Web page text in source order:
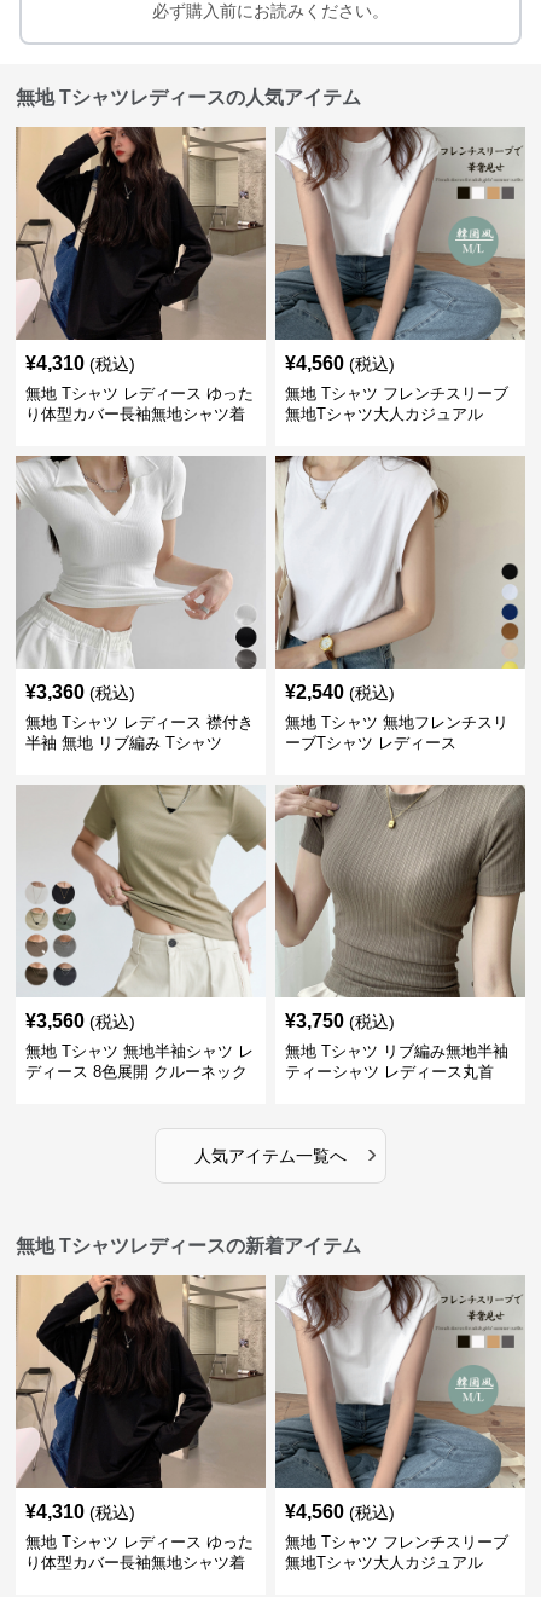
必ず購入前にお読みください。
無地 Tシャツレディースの人気アイテム
¥4,310 (税込)
無地 Tシャツ レディース ゆった
り体型カバー長袖無地シャツ着
¥4,560 (税込)
無地 Tシャツ フレンチスリーブ
無地Tシャツ大人カジュアル
¥3,360 (税込)
無地 Tシャツ レディース 襟付き
半袖 無地 リブ編み Tシャツ
¥2,540 (税込)
無地 Tシャツ 無地フレンチスリ
ーブTシャツ レディース
¥3,560 (税込)
無地 Tシャツ 無地半袖シャツ レ
ディース 8色展開 クルーネック
¥3,750 (税込)
無地 Tシャツ リブ編み無地半袖
ティーシャツ レディース丸首
人気アイテム一覧へ ›
無地 Tシャツレディースの新着アイテム
¥4,310 (税込)
無地 Tシャツ レディース ゆった
り体型カバー長袖無地シャツ着
¥4,560 (税込)
無地 Tシャツ フレンチスリーブ
無地Tシャツ大人カジュアル